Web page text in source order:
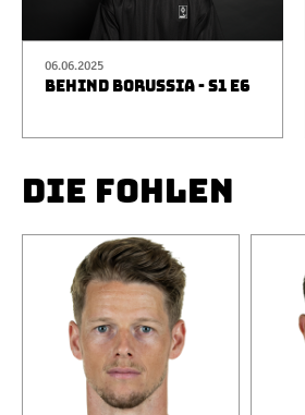
06.06.2025
BEHIND BORUSSIA - S1 E6
DIE FOHLEN